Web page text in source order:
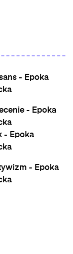
- Epoka
- Epoka
- Epoka
- Epoka